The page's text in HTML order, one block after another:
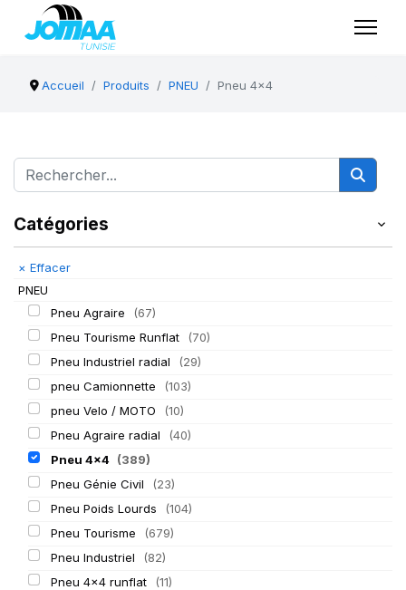
Accueil Produits PNEU Pneu 4x4
Catégories
× Effacer
PNEU
Pneu Agraire
(67)
Pneu Tourisme Runflat
(70)
Pneu Industriel radial
(29)
pneu Camionnette
(103)
pneu Velo / MOTO
(10)
Pneu Agraire radial
(40)
Pneu 4x4 (389)
Pneu Génie Civil
(23)
Pneu Poids Lourds
(104)
Pneu Tourisme
(679)
Pneu Industriel
(82)
Pneu 4x4 runflat
(11)